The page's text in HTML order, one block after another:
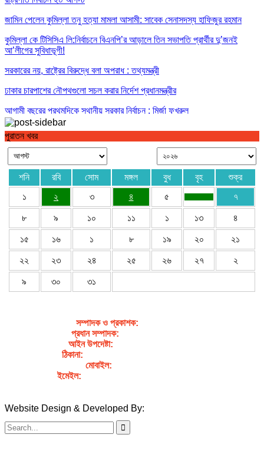
জামিন পেলেন কুমিল্লা তনু হত্যা মামলা আসামী: সাবেক সেনাসদস্য হাফিজুর রহমান
কুমিল্লা কে টিসিসিএ লি:নির্বাচনে বিএনপি’র আড়ালে তিন সভাপতি প্রার্থীর দু’জনই
আ’লীগের সুবিধাভূগী!
সরকারের নয়, রাষ্ট্রের বিরুদ্ধে বলা অপরাধ : তথ্যমন্ত্রী
ঢাকার চারপাশের নৌপথগুলো সচল করার নির্দেশ প্রধানমন্ত্রীর
আগামী বছরের প্রথমদিকে স্থানীয় সরকার নির্বাচন : মির্জা ফখরুল
পুরাতন খবর
শনি রবি সোম মঙ্গল বুধ বৃহ
শুক্র
১
২ ৩ ৪ ৫ ৭
৮ ৯ ১০ ১১ ১ ১৩ ৪
১৫ ১৬ ১ ৮ ১৯ ২০ ২১
২২ ২৩ ২৪ ২৫ ২৬ ২৭ ২
৯ ৩০ ৩১
সম্পাদক ও প্রকাশক:
প্রধান সম্পাদক:
আইন উপদেষ্টা:
ঠিকানা:
মোবাইল:
ইমেইল:
Website Design & Developed By: